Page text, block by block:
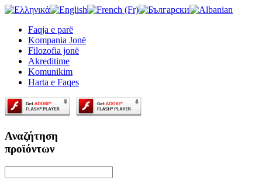
Faqja e parё
Kompania Jonё
Filozofia jonё
Akreditime
Κomunikim
Harta e Faqes
Αναζήτηση
προϊόντων